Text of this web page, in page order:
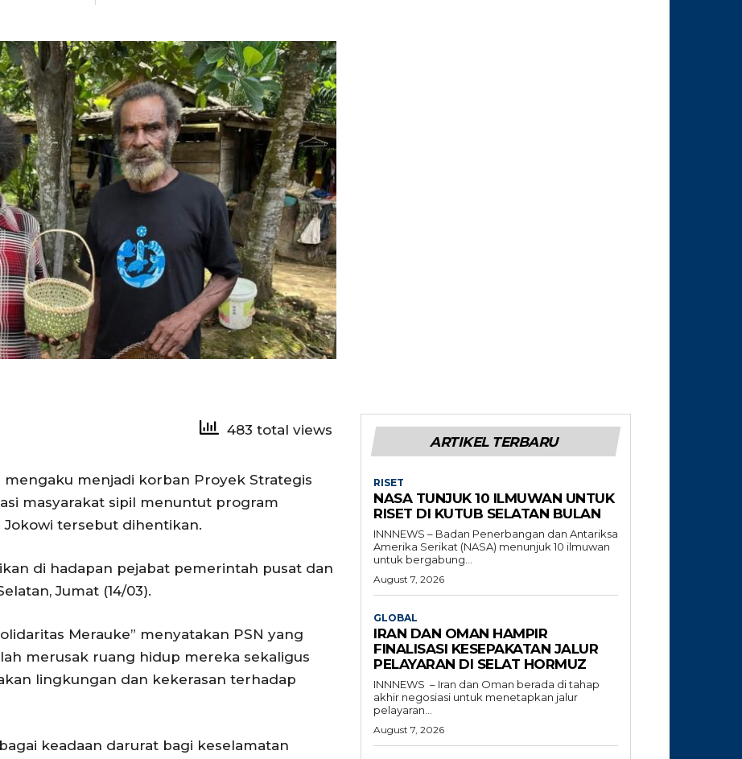
483 total views
mengaku menjadi korban Proyek Strategis
masyarakat sipil menuntut program
tersebut dihentikan.
di hadapan pejabat pemerintah pusat dan
Jumat (14/03).
Merauke” menyatakan PSN yang
merusak ruang hidup mereka sekaligus
lingkungan dan kekerasan terhadap
keadaan darurat bagi keselamatan
ARTIKEL TERBARU
RISET
NASA TUNJUK 10 ILMUWAN UNTUK
RISET DI KUTUB SELATAN BULAN
INNNEWS – Badan Penerbangan dan Antariksa
Amerika Serikat (NASA) menunjuk 10 ilmuwan
untuk bergabung...
August 7, 2026
GLOBAL
IRAN DAN OMAN HAMPIR
FINALISASI KESEPAKATAN JALUR
PELAYARAN DI SELAT HORMUZ
INNNEWS – Iran dan Oman berada di tahap
akhir negosiasi untuk menetapkan jalur
pelayaran...
August 7, 2026